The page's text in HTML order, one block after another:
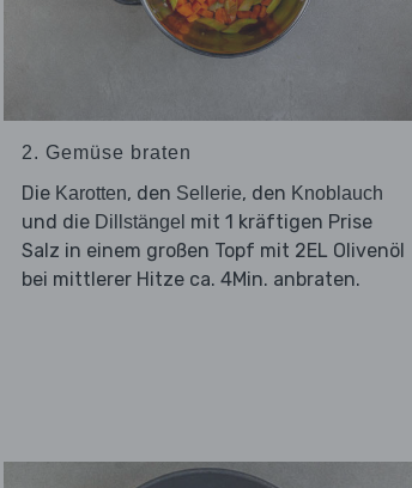
2. Gemüse braten
Die Karotten, den Sellerie, den Knoblauch
und die Dillstängel mit 1 kräftigen Prise
Salz in einem großen Topf mit 2EL Olivenöl
bei mittlerer Hitze ca. 4Min. anbraten.